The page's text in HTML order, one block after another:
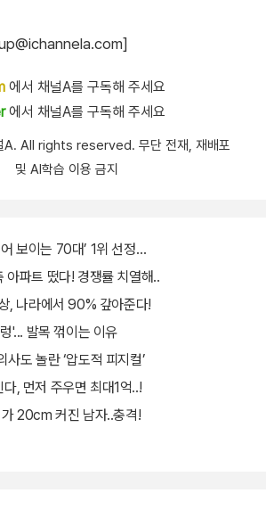
에서 채널A를 구독해 주세요
에서 채널A를 구독해 주세요
All rights reserved. 무단 전재, 재배포
및 AI학습 이용 금지